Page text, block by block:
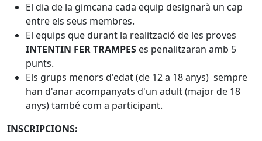
El dia de la gimcana cada equip designarà un cap
entre els seus membres.
El equips que durant la realització de les proves
INTENTIN FER TRAMPES es penalitzaran amb 5
punts.
Els grups menors d'edat (de 12 a 18 anys) sempre
han d'anar acompanyats d'un adult (major de 18
anys) també com a participant.
INSCRIPCIONS: